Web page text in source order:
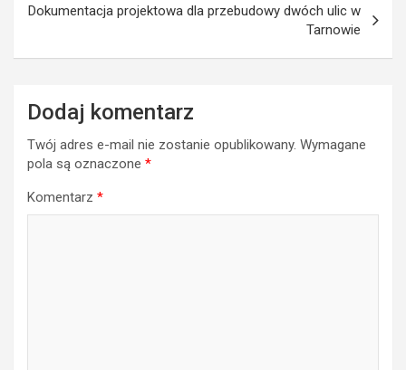
Dokumentacja projektowa dla przebudowy dwóch ulic w
Tarnowie
Dodaj komentarz
Twój adres e-mail nie zostanie opublikowany. Wymagane
pola są oznaczone *
Komentarz *